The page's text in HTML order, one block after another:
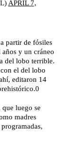
APRIL 7,
partir de fósiles
y un cráneo
del lobo terrible.
el del lobo
editaron 14
luego se
madres